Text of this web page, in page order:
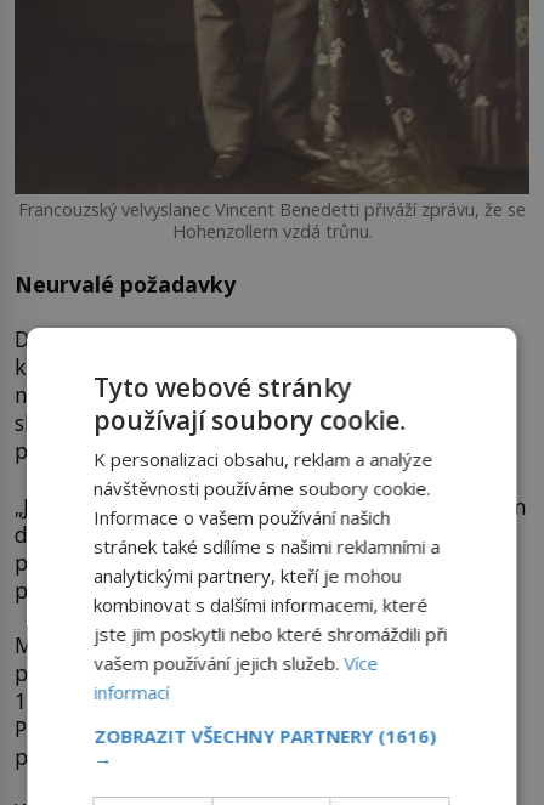
Francouzský velvyslanec Vincent Benedetti přiváží zprávu, že se
Hohenzollern vzdá trůnu.
Neurvalé požadavky
Druhý den ráno se Vilém prochází po lázeňské
kolonádě. Na kolemjdoucího Benedettiho mává
novinami a ukazuje mu zprávu, že Hohenzollern
skutečně nechce španělský trůn. Velvyslanec ale
překvapenému králi naservíruje nové požadavky.
„Jaké záruky Francie ještě potřebuje? Nemohu vám
dát takový závazek,“ říká panovník. Jeho zatím
přátelské chování vůči Benedettimu ochladne,
přesto se s ním ještě zdvořile rozloučí.
Ministr zahraničí Gramont si ale v Paříži předvolá
pruského velvyslanceKarla von Werthera
1894). „Král Vilém musí dopisem potvrdit, že
Prusko ani dnes, ani v budoucnosti nebude
poškozovat zájmy a čest Francie,“ nařizuje mu.
Tyto webové stránky
používají soubory cookie.
K personalizaci obsahu, reklam a analýze
návštěvnosti používáme soubory cookie.
Informace o vašem používání našich
stránek také sdílíme s našimi reklamními a
analytickými partnery, kteří je mohou
kombinovat s dalšími informacemi, které
jste jim poskytli nebo které shromáždili při
vašem používání jejich služeb.Více
informací
ZOBRAZIT VŠECHNY PARTNERY (1616)
→